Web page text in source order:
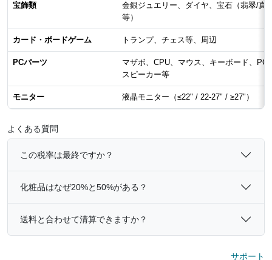
宝飾類
金銀ジュエリー、ダイヤ、宝石（翡翠/真
等）
カード・ボードゲーム トランプ、チェス等、周辺
PCパーツ
マザボ、CPU、マウス、キーボード、PC
スピーカー等
モニター 液晶モニター（≤22" / 22-27" / ≥27"）
よくある質問
この税率は最終ですか？
化粧品はなぜ20%と50%がある？
送料と合わせて清算できますか？
サポート